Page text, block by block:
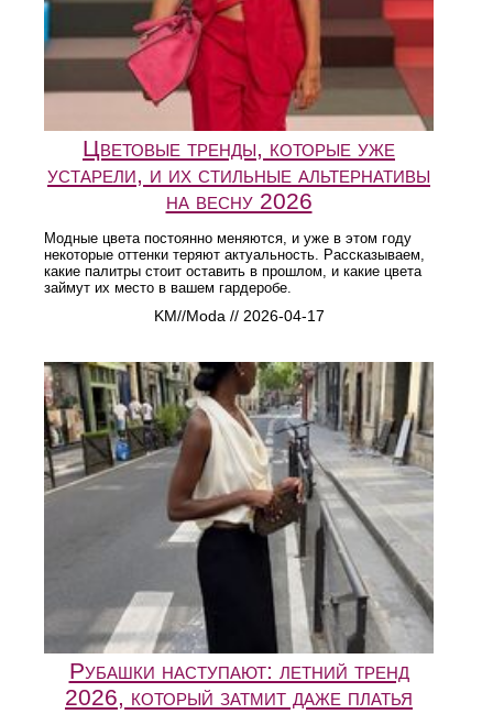
Цветовые тренды, которые уже
устарели, и их стильные альтернативы
на весну 2026
Модные цвета постоянно меняются, и уже в этом году
некоторые оттенки теряют актуальность. Рассказываем,
какие палитры стоит оставить в прошлом, и какие цвета
займут их место в вашем гардеробе.
KM//Moda // 2026-04-17
Рубашки наступают: летний тренд
2026, который затмит даже платья